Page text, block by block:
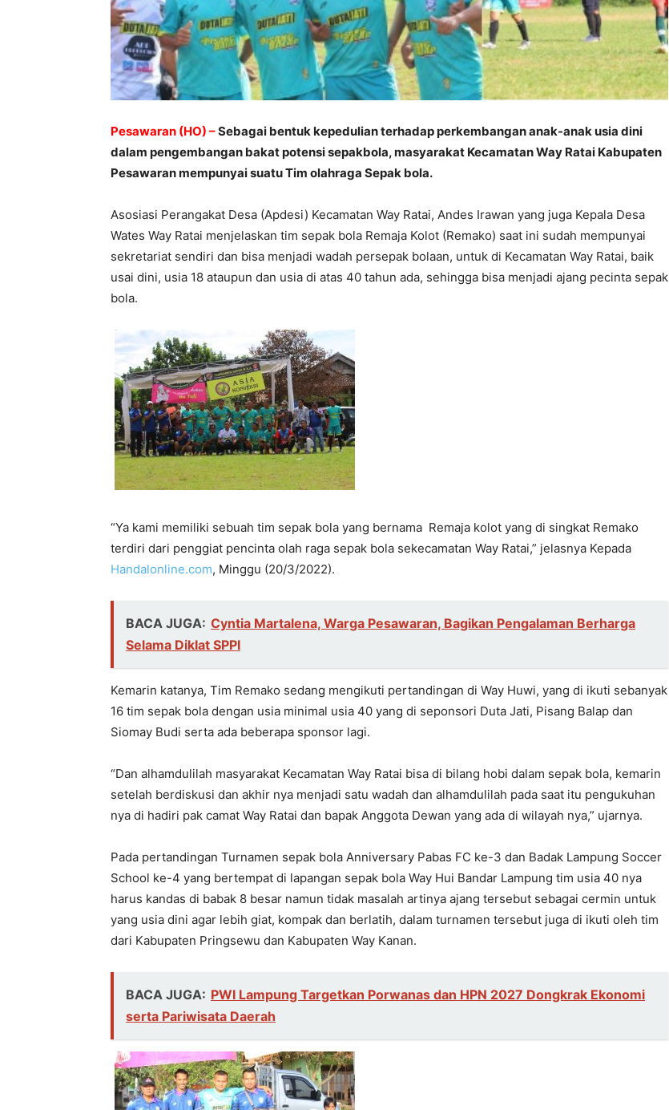
Pesawaran (HO) –Sebagai bentuk kepedulian terhadap perkembangan anak-anak usia dini
dalam pengembangan bakat potensi sepakbola, masyarakat Kecamatan Way Ratai Kabupaten
Pesawaran mempunyai suatu Tim olahraga Sepak bola.
Asosiasi Perangakat Desa (Apdesi) Kecamatan Way Ratai, Andes Irawan yang juga Kepala Desa
Wates Way Ratai menjelaskan tim sepak bola Remaja Kolot (Remako) saat ini sudah mempunyai
sekretariat sendiri dan bisa menjadi wadah persepak bolaan, untuk di Kecamatan Way Ratai, baik
usai dini, usia 18 ataupun dan usia di atas 40 tahun ada, sehingga bisa menjadi ajang pecinta sepak
bola.
“Ya kami memiliki sebuah tim sepak bola yang bernama Remaja kolot yang di singkat Remako
terdiri dari penggiat pencinta olah raga sepak bola sekecamatan Way Ratai,” jelasnya Kepada
Handalonline.com, Minggu (20/3/2022).
BACA JUGA: Cyntia Martalena, Warga Pesawaran, Bagikan Pengalaman Berharga
Selama Diklat SPPI
Kemarin katanya, Tim Remako sedang mengikuti pertandingan di Way Huwi, yang di ikuti sebanyak
16 tim sepak bola dengan usia minimal usia 40 yang di seponsori Duta Jati, Pisang Balap dan
Siomay Budi serta ada beberapa sponsor lagi.
“Dan alhamdulilah masyarakat Kecamatan Way Ratai bisa di bilang hobi dalam sepak bola, kemarin
setelah berdiskusi dan akhir nya menjadi satu wadah dan alhamdulilah pada saat itu pengukuhan
nya di hadiri pak camat Way Ratai dan bapak Anggota Dewan yang ada di wilayah nya,” ujarnya.
Pada pertandingan Turnamen sepak bola Anniversary Pabas FC ke-3 dan Badak Lampung Soccer
School ke-4 yang bertempat di lapangan sepak bola Way Hui Bandar Lampung tim usia 40 nya
harus kandas di babak 8 besar namun tidak masalah artinya ajang tersebut sebagai cermin untuk
yang usia dini agar lebih giat, kompak dan berlatih, dalam turnamen tersebut juga di ikuti oleh tim
dari Kabupaten Pringsewu dan Kabupaten Way Kanan.
BACA JUGA: PWI Lampung Targetkan Porwanas dan HPN 2027 Dongkrak Ekonomi
serta Pariwisata Daerah